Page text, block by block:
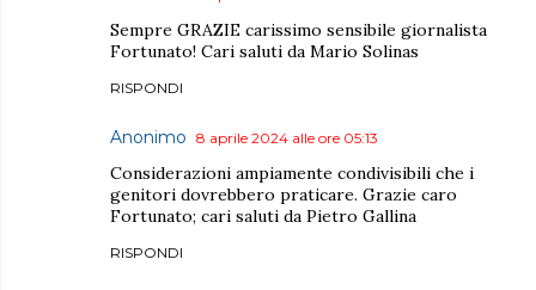
Sempre GRAZIE carissimo sensibile giornalista
Fortunato! Cari saluti da Mario Solinas
RISPONDI
Anonimo 8 aprile 2024 alle ore 05:13
Considerazioni ampiamente condivisibili che i
genitori dovrebbero praticare. Grazie caro
Fortunato; cari saluti da Pietro Gallina
RISPONDI